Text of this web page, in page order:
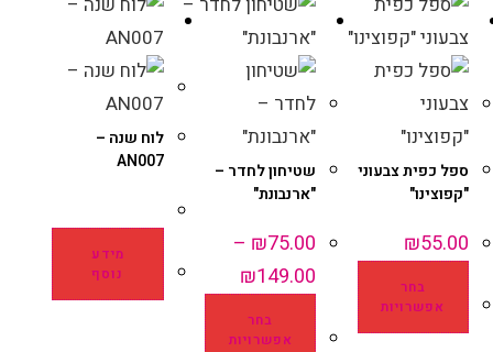
ספל כפית צבעוני
"קפוצינו"
₪55.00
בחר
אפשרויות
שטיחון לחדר –
"ארנבונת"
₪75.00
–
₪149.00
בחר
אפשרויות
לוח שנה –
AN007
מידע
נוסף